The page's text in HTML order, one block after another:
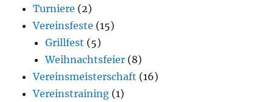
Turniere (2)
Vereinsfeste (15)
Grillfest (5)
Weihnachtsfeier (8)
Vereinsmeisterschaft (16)
Vereinstraining (1)